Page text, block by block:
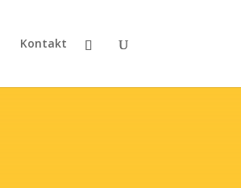
Kontakt